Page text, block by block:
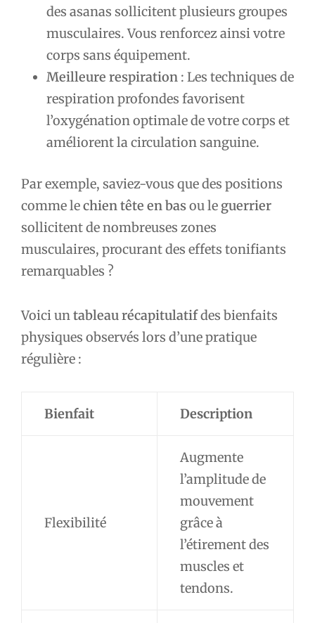
des asanas sollicitent plusieurs groupes
musculaires. Vous renforcez ainsi votre
corps sans équipement.
Meilleure respiration : Les techniques de
respiration profondes favorisent
l’oxygénation optimale de votre corps et
améliorent la circulation sanguine.
Par exemple, saviez-vous que des positions
comme lechien tête en basou le guerrier
sollicitent de nombreuses zones
musculaires, procurant des effets tonifiants
remarquables ?
Voici untableau récapitulatifdes bienfaits
physiques observés lors d’une pratique
régulière :
Bienfait Description
Flexibilité
Augmente
l’amplitude de
mouvement
grâce à
l’étirement des
muscles et
tendons.